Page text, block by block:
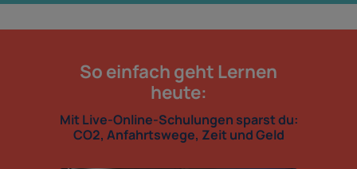
So einfach geht Lernen
heute:
Mit Live-Online-Schulungen sparst du:
CO2, Anfahrtswege, Zeit und Geld